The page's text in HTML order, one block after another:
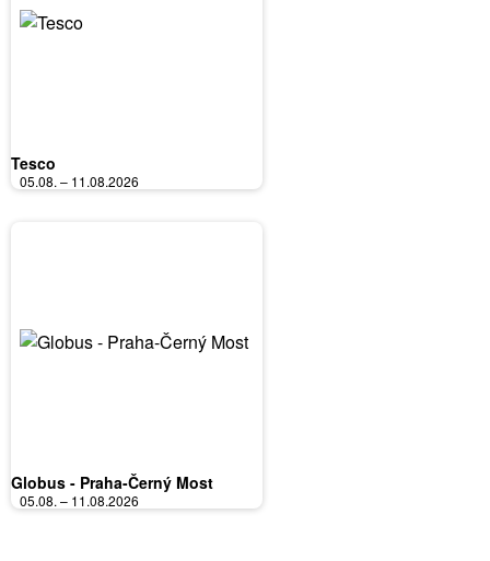
Tesco
05.08. – 11.08.2026
Globus - Praha-Černý Most
05.08. – 11.08.2026